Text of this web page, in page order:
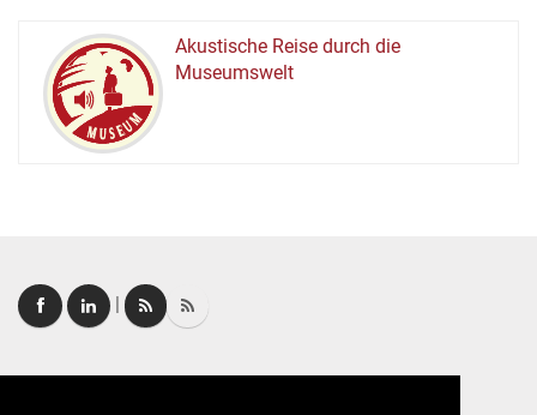
MUSEUM
Akustische Reise durch die
Museumswelt